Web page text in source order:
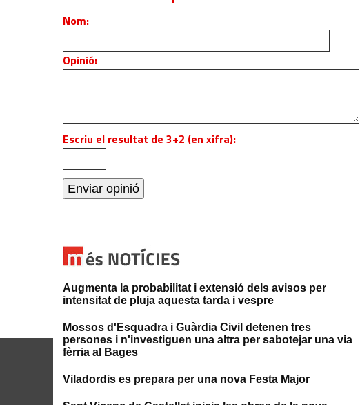
Nom:
Opinió:
Escriu el resultat de 3+2 (en xifra):
Augmenta la probabilitat i extensió dels avisos per
intensitat de pluja aquesta tarda i vespre
Mossos d'Esquadra i Guàrdia Civil detenen tres
persones i n'investiguen una altra per sabotejar una via
fèrria al Bages
Viladordis es prepara per una nova Festa Major